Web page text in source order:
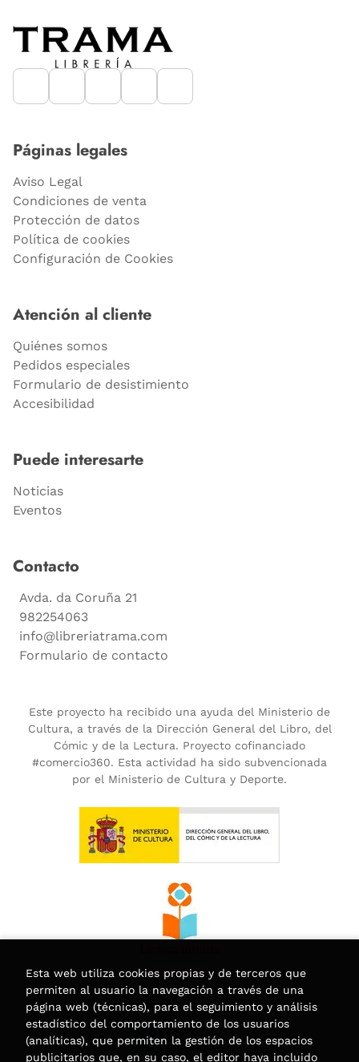
Páginas legales
Aviso Legal
Condiciones de venta
Protección de datos
Política de cookies
Configuración de Cookies
Atención al cliente
Quiénes somos
Pedidos especiales
Formulario de desistimiento
Accesibilidad
Puede interesarte
Noticias
Eventos
Contacto
Avda. da Coruña 21
982254063
info@libreriatrama.com
Formulario de contacto
Este proyecto ha recibido una ayuda del Ministerio de
Cultura, a través de la Dirección General del Libro, del
Cómic y de la Lectura. Proyecto cofinanciado
#comercio360. Esta actividad ha sido subvencionada
por el Ministerio de Cultura y Deporte.
Esta web utiliza cookies propias y de terceros que
permiten al usuario la navegación a través de una
página web (técnicas), para el seguimiento y análisis
estadístico del comportamiento de los usuarios
(analíticas), que permiten la gestión de los espacios
publicitarios que, en su caso, el editor haya incluido